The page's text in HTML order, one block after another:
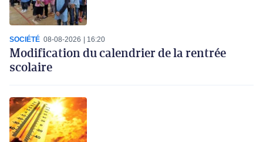
SOCIÉTÉ 08-08-2026 16:20
Modification du calendrier de la rentrée
scolaire